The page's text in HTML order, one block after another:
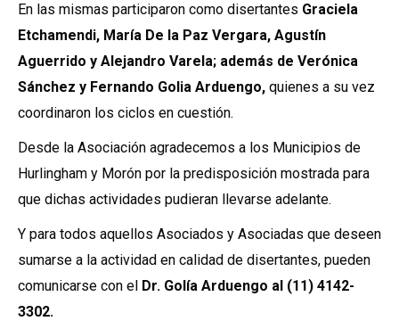
En las mismas participaron como disertantes Graciela
Etchamendi, María De la Paz Vergara, Agustín
Aguerrido y Alejandro Varela; además de Verónica
Sánchez y Fernando Golia Arduengo, quienes a su vez
coordinaron los ciclos en cuestión.
Desde la Asociación agradecemos a los Municipios de
Hurlingham y Morón por la predisposición mostrada para
que dichas actividades pudieran llevarse adelante.
Y para todos aquellos Asociados y Asociadas que deseen
sumarse a la actividad en calidad de disertantes, pueden
comunicarse con el Dr. Golía Arduengo al (11) 4142-
3302.